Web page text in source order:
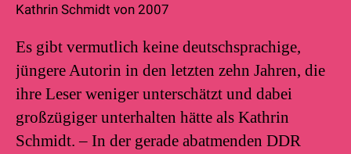
Kathrin Schmidt von 2007
Es gibt vermutlich keine deutschsprachige,
jüngere Autorin in den letzten zehn Jahren, die
ihre Leser weniger unterschätzt und dabei
großzügiger unterhalten hätte als Kathrin
Schmidt. – In der gerade abatmenden DDR